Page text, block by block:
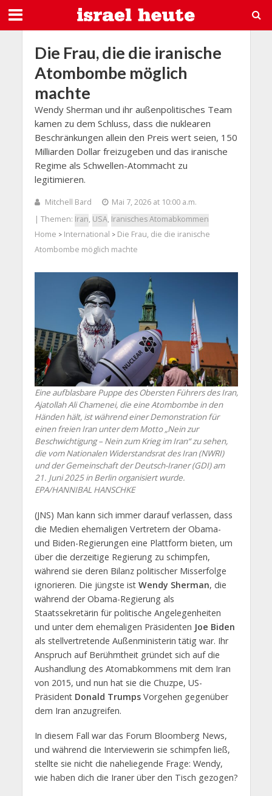
Die Frau, die die iranische
Atombombe möglich
machte
Wendy Sherman und ihr außenpolitisches Team
kamen zu dem Schluss, dass die nuklearen
Beschränkungen allein den Preis wert seien, 150
Milliarden Dollar freizugeben und das iranische
Regime als Schwellen-Atommacht zu
legitimieren.
Mitchell Bard
Mai 7, 2026 at 10:00 a.m.
| Themen: Iran, USA, Iranisches Atomabkommen
Home > International > Die Frau, die die iranische
Atombombe möglich machte
Eine aufblasbare Puppe des Obersten Führers des Iran,
Ajatollah Ali Chamenei, die eine Atombombe in den
Händen hält, ist während einer Demonstration für
einen freien Iran unter dem Motto „Nein zur
Beschwichtigung – Nein zum Krieg im Iran“ zu sehen,
die vom Nationalen Widerstandsrat des Iran (NWRI)
und der Gemeinschaft der Deutsch-Iraner (GDI) am
21. Juni 2025 in Berlin organisiert wurde.
EPA/HANNIBAL HANSCHKE
(JNS) Man kann sich immer darauf verlassen, dass
die Medien ehemaligen Vertretern der Obama-
und Biden-Regierungen eine Plattform bieten, um
über die derzeitige Regierung zu schimpfen,
während sie deren Bilanz politischer Misserfolge
ignorieren. Die jüngste ist Wendy Sherman, die
während der Obama-Regierung als
Staatssekretärin für politische Angelegenheiten
und unter dem ehemaligen Präsidenten Joe Biden
als stellvertretende Außenministerin tätig war. Ihr
Anspruch auf Berühmtheit gründet sich auf die
Aushandlung des Atomabkommens mit dem Iran
von 2015, und nun hat sie die Chuzpe, US-
Präsident Donald TrumpsVorgehen gegenüber
dem Iran anzugreifen.
In diesem Fall war das Forum Bloomberg News,
und während die Interviewerin sie schimpfen ließ,
stellte sie nicht die naheliegende Frage: Wendy,
wie haben dich die Iraner über den Tisch gezogen?